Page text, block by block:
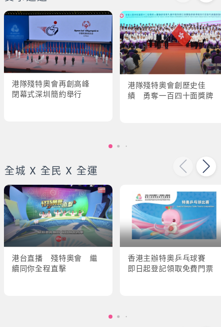
港隊殘特奧會再創高峰
閉幕式深圳簡約舉行
港隊殘特奧會創歷史佳
績 勇奪一百四十面獎牌
全城 X 全民 X 全運
港台直播 殘特奧會 繼
續同你全程直擊
香港主辦特奧乒乓球賽
即日起登記領取免費門票